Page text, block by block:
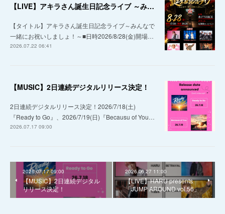
【LIVE】アキラさん誕生日記念ライブ ～みんなで一緒にお祝いしましょ！～
【タイトル】アキラさん誕生日記念ライブ～みんなで
一緒にお祝いしましょ！～■日時2026/8/28(金)開場…
2026.07.22 06:41
【MUSIC】2日連続デジタルリリース決定！
2日連続デジタルリリース決定！2026/7/18(土)
『Ready to Go』、2026/7/19(日)『Becausu of You…
2026.07.17 09:00
2026.07.17 09:00
【MUSIC】2日連続デジタル
リリース決定！
2026.06.27 11:00
【LIVE】HARU presents
「JUMP AROUND vol.56」